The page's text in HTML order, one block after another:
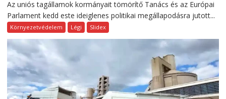
Az uniós tagállamok kormányait tömörítő Tanács és az Európai
Parlament kedd este ideiglenes politikai megállapodásra jutott...
Környezetvédelem Légi Slidex